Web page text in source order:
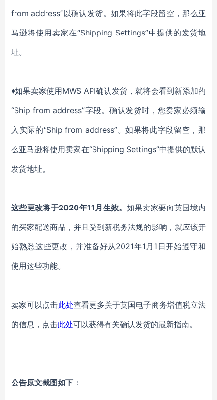
from address”以确认发货。如果将此字段留空，那么亚
马逊将使用卖家在“Shipping Settings”中提供的发货地
址。
♦如果卖家使用MWS API确认发货，就将会看到新添加的
“Ship from address”字段。确认发货时，您卖家必须输
入实际的“Ship from address”。如果将此字段留空，那
么亚马逊将使用卖家在“Shipping Settings”中提供的默认
发货地址。
这些更改将于2020年11月生效。 如果卖家要向英国境内
的买家配送商品，并且受到新税务法规的影响，就应该开
始熟悉这些更改，并准备好从2021年1月1日开始遵守和
使用这些功能。
卖家可以点击此处查看更多关于英国电子商务增值税立法
的信息，点击此处可以获得有关确认发货的最新指南。
公告原文截图如下：